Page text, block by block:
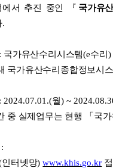
에서 추진 중인 『 국가유
.
: 국가유산수리시스템(e수리 )
국가유산수리종합정보시
: 2024.07.01.(월) ~
중 실제업무는 현행 「 국
:
인터넷망)www.khis.go.kr